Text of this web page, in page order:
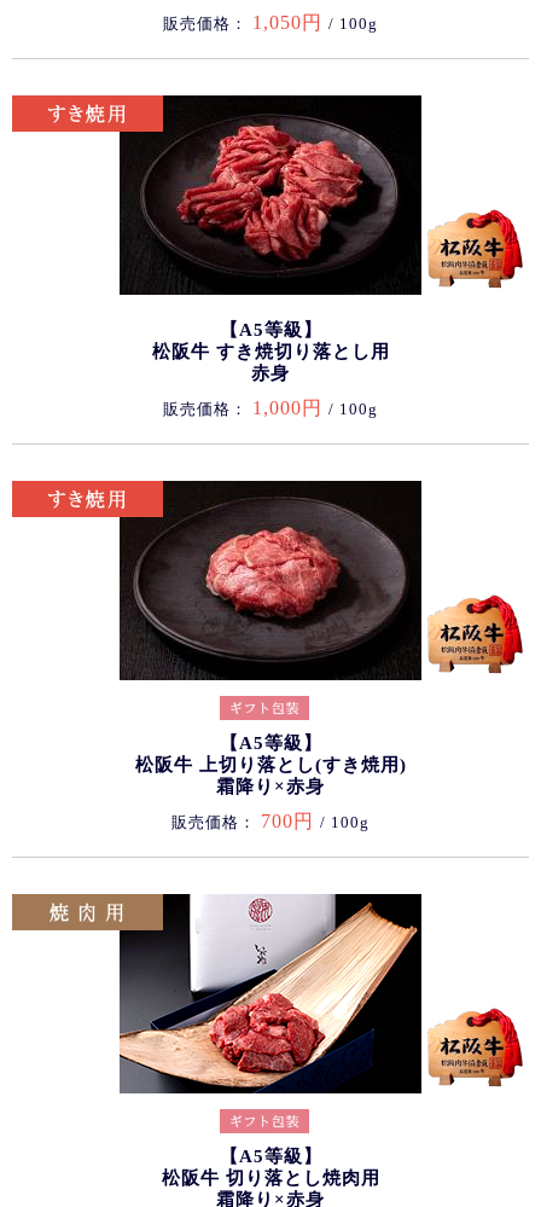
販売価格： 1,050円 / 100g
【A5等級】
松阪牛 すき焼切り落とし用
赤身
販売価格： 1,000円 / 100g
【A5等級】
松阪牛 上切り落とし(すき焼用)
霜降り×赤身
販売価格： 700円 / 100g
【A5等級】
松阪牛 切り落とし焼肉用
霜降り×赤身